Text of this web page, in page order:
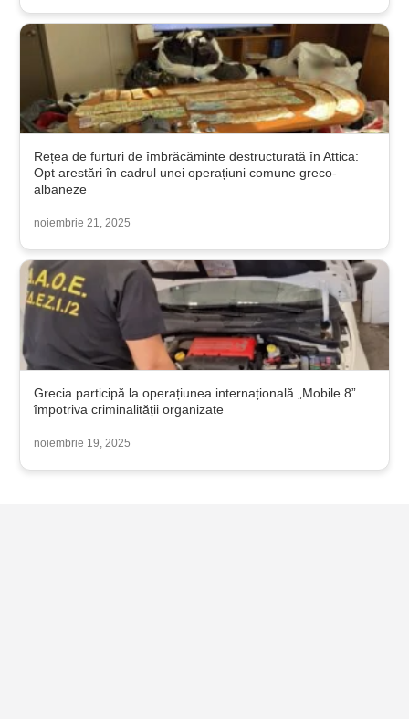
Rețea de furturi de îmbrăcăminte destructurată în Attica:
Opt arestări în cadrul unei operațiuni comune greco-
albaneze
noiembrie 21, 2025
Grecia participă la operațiunea internațională „Mobile 8”
împotriva criminalității organizate
noiembrie 19, 2025